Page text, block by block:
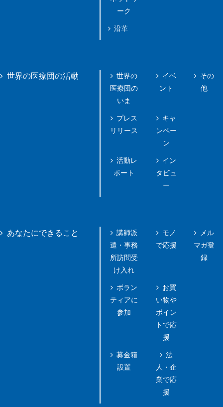
ーク
沿革
世界の医療団の活動
世界の
医療団の
いま
プレス
リリース
活動レ
ポート
イベ
ント
キャ
ンペー
ン
イン
タビュ
ー
その
他
あなたにできること
講師派
遣・事務
所訪問受
け入れ
ボラン
ティアに
参加
募金箱
設置
モノ
で応援
お買
い物や
ポイン
トで応
援
法
人・企
業で応
援
メル
マガ登
録